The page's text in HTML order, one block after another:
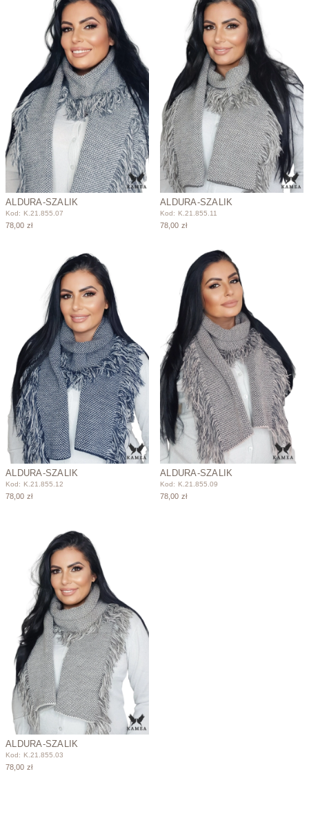
ALDURA-SZALIK
Kod: K.21.855.07
78,00 zł
ALDURA-SZALIK
Kod: K.21.855.11
78,00 zł
ALDURA-SZALIK
Kod: K.21.855.12
78,00 zł
ALDURA-SZALIK
Kod: K.21.855.09
78,00 zł
ALDURA-SZALIK
Kod: K.21.855.03
78,00 zł